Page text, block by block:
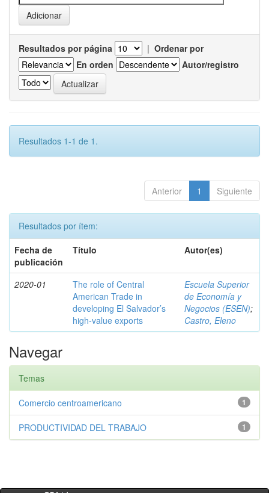
Resultados por página | Ordenar por
En orden
Autor/registro
Resultados 1-1 de 1.
Anterior 1 Siguiente
Resultados por ítem:
Fecha de
publicación
Título Autor(es)
2020-01
The role of Central
American Trade in
developing El Salvador’s
high-value exports
Escuela Superior
de Economía y
Negocios (ESEN);
Castro, Eleno
Navegar
Temas
1
Comercio centroamericano
1
PRODUCTIVIDAD DEL TRABAJO